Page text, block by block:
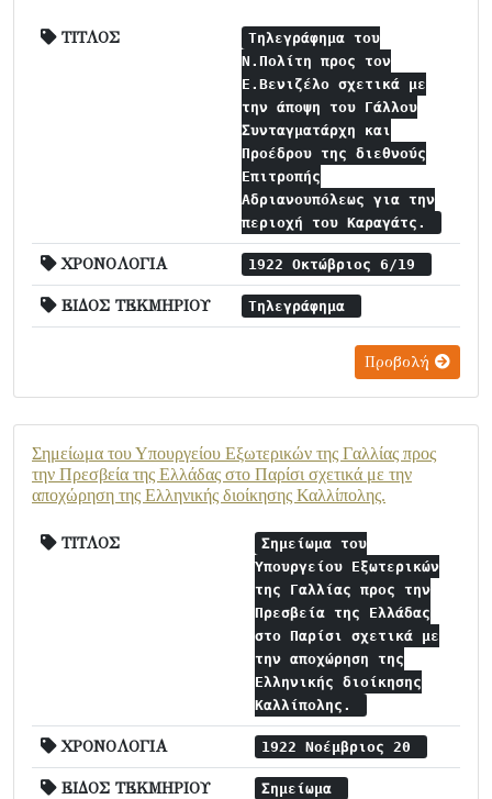
ΤΙΤΛΟΣ
Τηλεγράφημα του
Ν.Πολίτη προς τον
Ε.Βενιζέλο σχετικά με
την άποψη του Γάλλου
Συνταγματάρχη και
Προέδρου της διεθνούς
Επιτροπής
Αδριανουπόλεως για την
περιοχή του Καραγάτς.
ΧΡΟΝΟΛΟΓΙΑ 1922 Οκτώβριος 6/19
ΕΙΔΟΣ ΤΕΚΜΗΡΙΟΥ Τηλεγράφημα
Προβολή
Σημείωμα του Υπουργείου Εξωτερικών της Γαλλίας προς
την Πρεσβεία της Ελλάδας στο Παρίσι σχετικά με την
αποχώρηση της Ελληνικής διοίκησης Καλλίπολης.
ΤΙΤΛΟΣ
Σημείωμα του
Υπουργείου Εξωτερικών
της Γαλλίας προς την
Πρεσβεία της Ελλάδας
στο Παρίσι σχετικά με
την αποχώρηση της
Ελληνικής διοίκησης
Καλλίπολης.
ΧΡΟΝΟΛΟΓΙΑ 1922 Νοέμβριος 20
ΕΙΔΟΣ ΤΕΚΜΗΡΙΟΥ Σημείωμα